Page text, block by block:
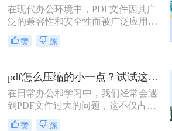
在现代办公环境中，PDF文件因其广
泛的兼容性和安全性而被广泛应用。
然而，当这些文件过大时，会带来传
输不便、占用过多存储空间等问题。
变得尤为重要。本文将详细介绍四种
常用的方法，帮助您轻松应对这一挑
战。
赞 踩
pdf怎么压缩的小一点？试试这三种实用压缩方法！
在日常办公和学习中，我们经常会遇
到PDF文件过大的问题，这不仅占用
了大量的存储空间，还影响了文件的
赞 踩